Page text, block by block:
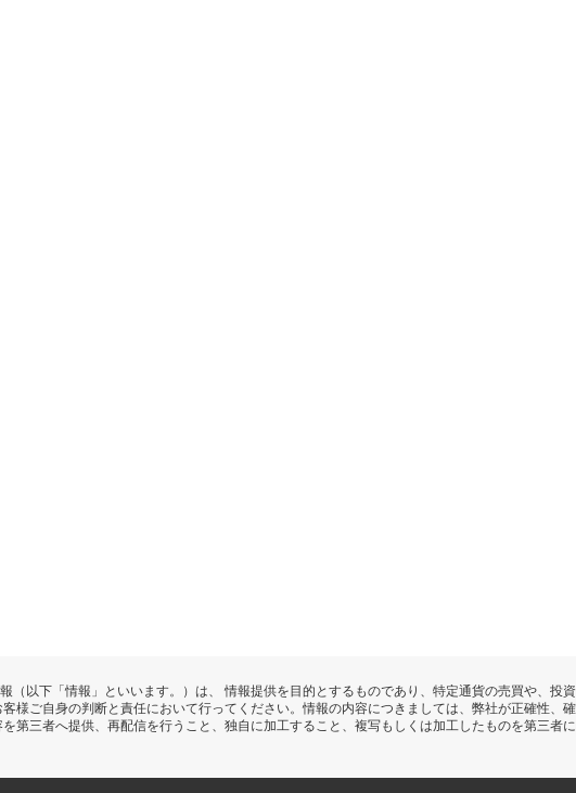
（以下「情報」といいます。）は、 情報提供を目的とするものであり、特定通貨の売買や、投
様ご自身の判断と責任において行ってください。情報の内容につきましては、弊社が正確性、
第三者へ提供、再配信を行うこと、独自に加工すること、複写もしくは加工したものを第三